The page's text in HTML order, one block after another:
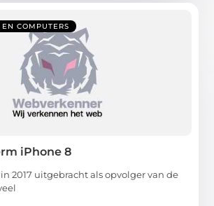
COMPUTERS
iPhone 8
2017 uitgebracht als opvolger van de